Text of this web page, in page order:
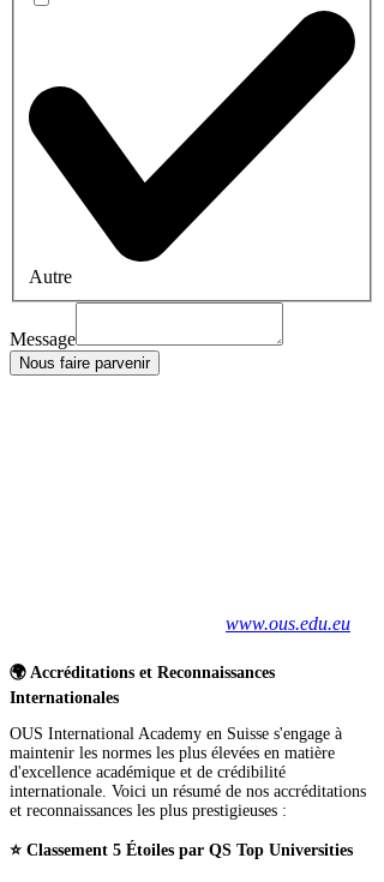
Autre
Message
Nous faire parvenir
www.ous.edu.eu
🌍 Accréditations et Reconnaissances
Internationales
OUS International Academy en Suisse s'engage à
maintenir les normes les plus élevées en matière
d'excellence académique et de crédibilité
internationale. Voici un résumé de nos accréditations
et reconnaissances les plus prestigieuses :
⭐ Classement 5 Étoiles par QS Top Universities